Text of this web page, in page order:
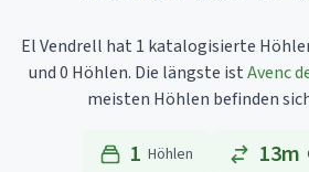
El Vendrell hat 1 katalogisierte
und 0 Höhlen. Die längste istAvenc
meisten Höhlen befinden
1 Höhlen 13m